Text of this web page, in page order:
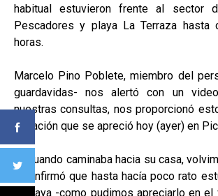
habitual estuvieron frente al sector
Pescadores y playa La Terraza
horas.
Marcelo Pino Poblete, miembro del
guardavidas- nos alertó con un
nuestras consultas, nos proporcionó
situación que se apreció hoy (ayer) en
Ya cuando caminaba hacia su casa,
y confirmó que hasta hacía poco rato
la playa -como pudimos apreciarlo en